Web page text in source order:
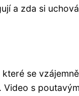
a zda si
se
. Video s